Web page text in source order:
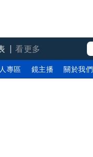
看更多
專區 鏡主播 關於我們